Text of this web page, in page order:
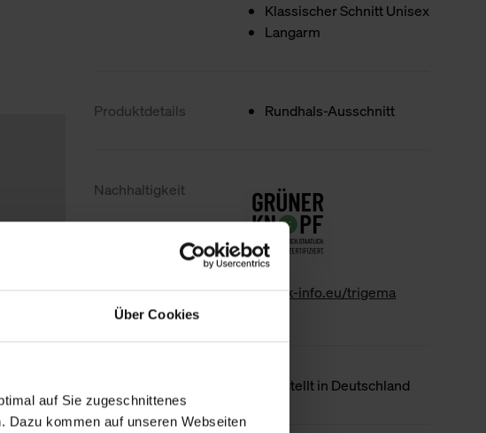
Über Cookies
auf Sie zugeschnittenes
Dazu kommen auf unseren Webseiten
Klassischer Schnitt Unisex
Langarm
Produktdetails Rundhals-Ausschnitt
Nachhaltigkeit
www.gk-info.eu/trigema
Hergestellt in Deutschland